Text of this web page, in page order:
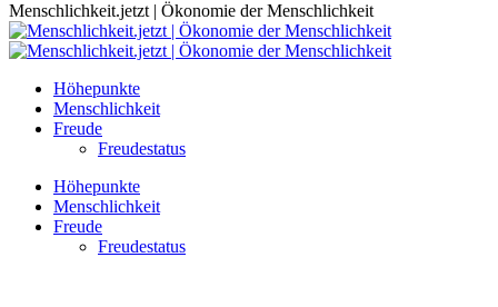
Menschlichkeit.jetzt | Ökonomie der Menschlichkeit
Höhepunkte
Menschlichkeit
Freude
Freudestatus
Höhepunkte
Menschlichkeit
Freude
Freudestatus